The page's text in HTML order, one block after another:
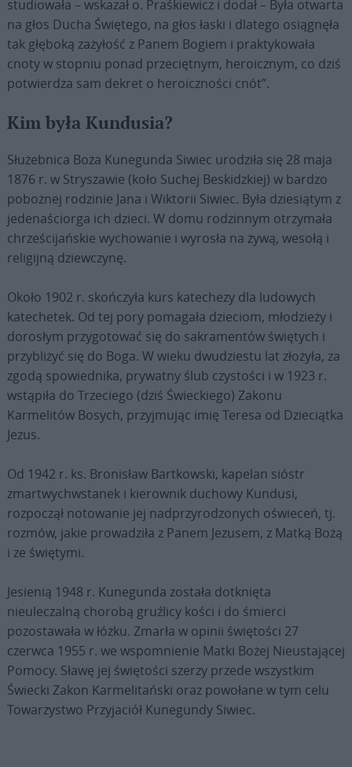
studiowała – wskazał o. Praśkiewicz i dodał – Była otwarta
na głos Ducha Świętego, na głos łaski i dlatego osiągnęła
tak głęboką zażyłość z Panem Bogiem i praktykowała
cnoty w stopniu ponad przeciętnym, heroicznym, co dziś
potwierdza sam dekret o heroiczności cnót”.
Kim była Kundusia?
Służebnica Boża Kunegunda Siwiec urodziła się 28 maja
1876 r. w Stryszawie (koło Suchej Beskidzkiej) w bardzo
pobożnej rodzinie Jana i Wiktorii Siwiec. Była dziesiątym z
jedenaściorga ich dzieci. W domu rodzinnym otrzymała
chrześcijańskie wychowanie i wyrosła na żywą, wesołą i
religijną dziewczynę.
Około 1902 r. skończyła kurs katechezy dla ludowych
katechetek. Od tej pory pomagała dzieciom, młodzieży i
dorosłym przygotować się do sakramentów świętych i
przybliżyć się do Boga. W wieku dwudziestu lat złożyła, za
zgodą spowiednika, prywatny ślub czystości i w 1923 r.
wstąpiła do Trzeciego (dziś Świeckiego) Zakonu
Karmelitów Bosych, przyjmując imię Teresa od Dzieciątka
Jezus.
Od 1942 r. ks. Bronisław Bartkowski, kapelan sióstr
zmartwychwstanek i kierownik duchowy Kundusi,
rozpoczął notowanie jej nadprzyrodzonych oświeceń, tj.
rozmów, jakie prowadziła z Panem Jezusem, z Matką Bożą
i ze świętymi.
Jesienią 1948 r. Kunegunda została dotknięta
nieuleczalną chorobą gruźlicy kości i do śmierci
pozostawała w łóżku. Zmarła w opinii świętości 27
czerwca 1955 r. we wspomnienie Matki Bożej Nieustającej
Pomocy. Sławę jej świętości szerzy przede wszystkim
Świecki Zakon Karmelitański oraz powołane w tym celu
Towarzystwo Przyjaciół Kunegundy Siwiec.